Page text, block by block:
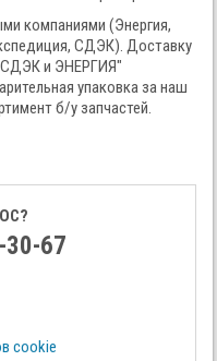
компаниями (Энергия,
СДЭК). Доставку
и ЭНЕРГИЯ"
упаковка за наш
б/у запчастей.
30-67
cookie